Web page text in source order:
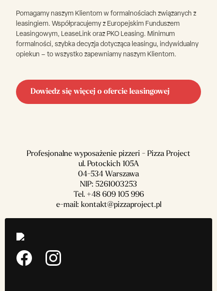
Pomagamy naszym Klientom w formalnościach związanych z
leasingiem. Współpracujemy z Europejskim Funduszem
Leasingowym, LeaseLink oraz PKO Leasing. Minimum
formalności, szybka decyzja dotycząca leasingu, indywidualny
opiekun – to wszystko zapewniamy naszym Klientom.
Dowiedz się więcej o ofercie leasingowej
Profesjonalne wyposażenie pizzeri - Pizza Project
ul. Potockich 105A
04-534 Warszawa
NIP: 5261003253
Tel. +48 609 105 996
e-mail: kontakt@pizzaproject.pl